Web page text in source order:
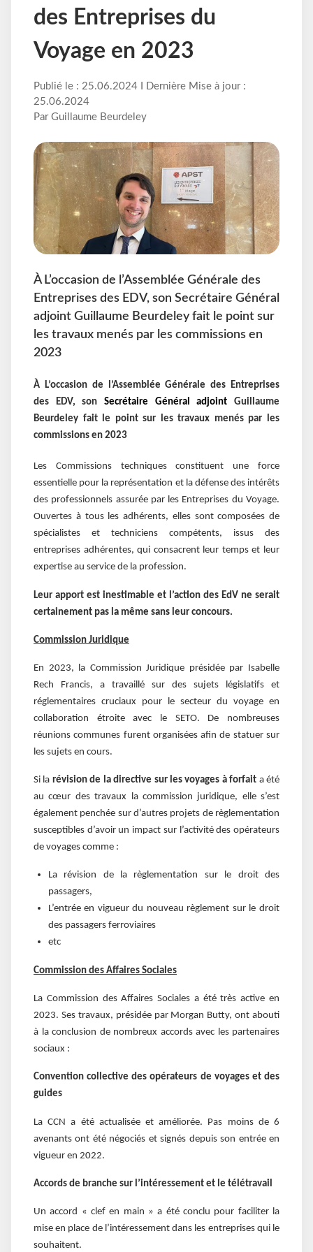
des Entreprises du
Voyage en 2023
Publié le : 25.06.2024 I Dernière Mise à jour :
25.06.2024
Par Guillaume Beurdeley
À L’occasion de l’Assemblée Générale des
Entreprises des EDV, son Secrétaire Général
adjoint Guillaume Beurdeley fait le point sur
les travaux menés par les commissions en
2023
À L’occasion de l’Assemblée Générale des Entreprises
des EDV, son Secrétaire Général adjoint Guillaume
Beurdeley fait le point sur les travaux menés par les
commissions en 2023
Les Commissions techniques constituent une force
essentielle pour la représentation et la défense des intérêts
des professionnels assurée par les Entreprises du Voyage.
Ouvertes à tous les adhérents, elles sont composées de
spécialistes et techniciens compétents, issus des
entreprises adhérentes, qui consacrent leur temps et leur
expertise au service de la profession.
Leur apport est inestimable et l’action des EdV ne serait
certainement pas la même sans leur concours.
Commission Juridique
En 2023, la Commission Juridique présidée par Isabelle
Rech Francis, a travaillé sur des sujets législatifs et
réglementaires cruciaux pour le secteur du voyage en
collaboration étroite avec le SETO. De nombreuses
réunions communes furent organisées afin de statuer sur
les sujets en cours.
Si la révision de la directive sur les voyages à forfait a été
au cœur des travaux la commission juridique, elle s’est
également penchée sur d’autres projets de règlementation
susceptibles d’avoir un impact sur l’activité des opérateurs
de voyages comme :
La révision de la règlementation sur le droit des
passagers,
L’entrée en vigueur du nouveau règlement sur le droit
des passagers ferroviaires
etc
Commission des Affaires Sociales
La Commission des Affaires Sociales a été très active en
2023. Ses travaux, présidée par Morgan Butty, ont abouti
à la conclusion de nombreux accords avec les partenaires
sociaux :
Convention collective des opérateurs de voyages et des
guides
La CCN a été actualisée et améliorée. Pas moins de 6
avenants ont été négociés et signés depuis son entrée en
vigueur en 2022.
Accords de branche sur l’intéressement et le télétravail
Un accord « clef en main » a été conclu pour faciliter la
mise en place de l’intéressement dans les entreprises qui le
souhaitent.